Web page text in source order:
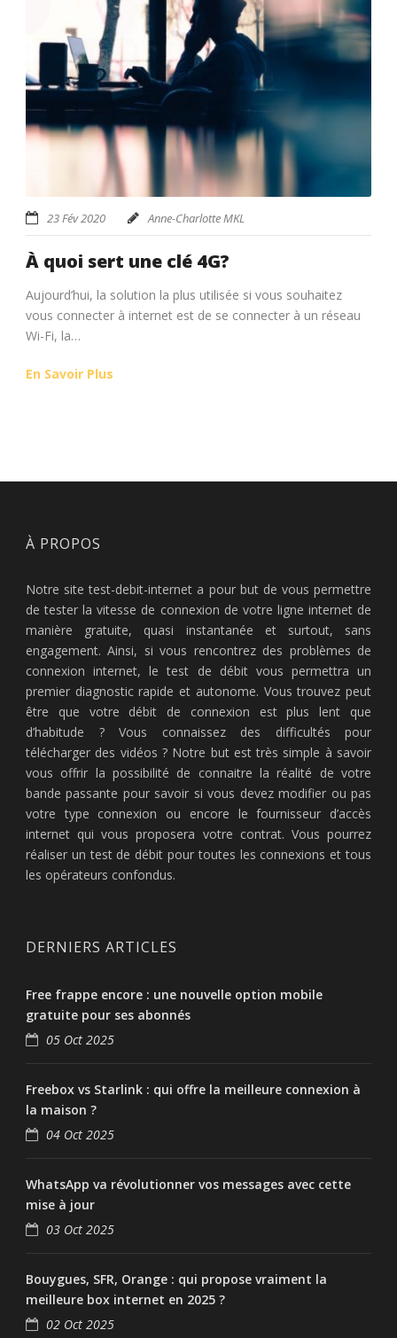
23 Fév 2020 Anne-Charlotte MKL
À quoi sert une clé 4G?
Aujourd’hui, la solution la plus utilisée si vous souhaitez
vous connecter à internet est de se connecter à un réseau
Wi-Fi, la…
En Savoir Plus
À PROPOS
Notre site test-debit-internet a pour but de vous permettre
de tester la vitesse de connexion de votre ligne internet de
manière gratuite, quasi instantanée et surtout, sans
engagement. Ainsi, si vous rencontrez des problèmes de
connexion internet, le test de débit vous permettra un
premier diagnostic rapide et autonome. Vous trouvez peut
être que votre débit de connexion est plus lent que
d’habitude ? Vous connaissez des difficultés pour
télécharger des vidéos ? Notre but est très simple à savoir
vous offrir la possibilité de connaitre la réalité de votre
bande passante pour savoir si vous devez modifier ou pas
votre type connexion ou encore le fournisseur d’accès
internet qui vous proposera votre contrat. Vous pourrez
réaliser un test de débit pour toutes les connexions et tous
les opérateurs confondus.
DERNIERS ARTICLES
Free frappe encore : une nouvelle option mobile
gratuite pour ses abonnés
05 Oct 2025
Freebox vs Starlink : qui offre la meilleure connexion à
la maison ?
04 Oct 2025
WhatsApp va révolutionner vos messages avec cette
mise à jour
03 Oct 2025
Bouygues, SFR, Orange : qui propose vraiment la
meilleure box internet en 2025 ?
02 Oct 2025